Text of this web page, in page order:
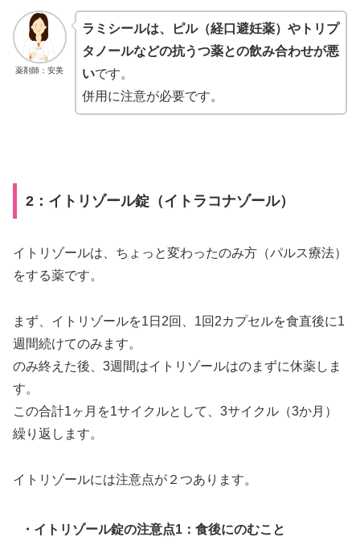
薬剤師：安美
ラミシールは、ピル（経口避妊薬）やトリプ
タノールなどの抗うつ薬との飲み合わせが悪
いです。
併用に注意が必要です。
2：イトリゾール錠（イトラコナゾール）
イトリゾールは、ちょっと変わったのみ方（パルス療法）
をする薬です。
まず、イトリゾールを1日2回、1回2カプセルを食直後に1
週間続けてのみます。
のみ終えた後、3週間はイトリゾールはのまずに休薬しま
す。
この合計1ヶ月を1サイクルとして、3サイクル（3か月）
繰り返します。
イトリゾールには注意点が２つあります。
・イトリゾール錠の注意点1：食後にのむこと